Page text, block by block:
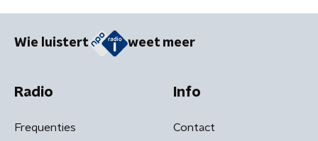
Wie luistert weet meer
Radio
Frequenties
Info
Contact